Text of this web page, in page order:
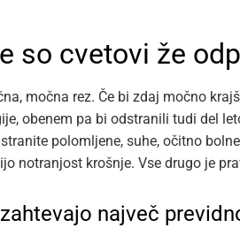
so cvetovi že
močna rez. Če bi zdaj močno
obenem pa bi odstranili tudi del
polomljene, suhe, očitno
notranjost krošnje. Vse drugo je
največ